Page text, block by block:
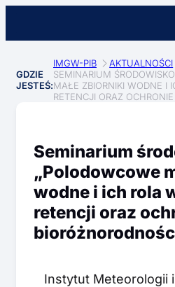
GDZIE
JESTEŚ:
IMGW-PIB
AKTUALNOŚCI
SEMINARIUM
MAŁE ZBIORNIKI WODNE I
RETENCJI ORAZ
Seminarium
„Polodowcowe
wodne i ich rola
retencji oraz
Instytut Meteorologii